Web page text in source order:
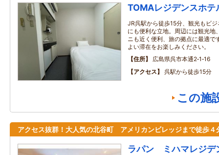
TOMAレジデンスホテ
JR呉駅から徒歩15分、観光もビ
にも便利な立地。周辺には観光地
ニも近く便利、旅の拠点に最適で
よい滞在をお楽しみください。
住所
広島県呉市本通2‐1‐16
アクセス
呉駅から徒歩15分
この施
アクセス抜群！大人気の北谷町 アメリカンビレッジまで徒歩４
ラパン ミハマレジデ